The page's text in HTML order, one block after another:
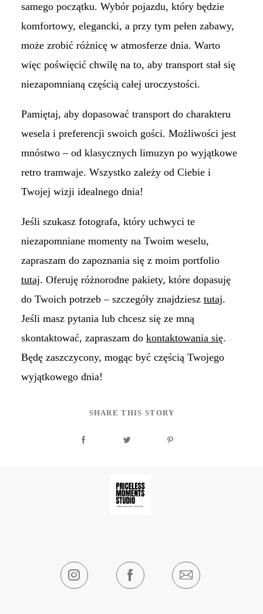
samego początku. Wybór pojazdu, który będzie
komfortowy, elegancki, a przy tym pełen zabawy,
może zrobić różnicę w atmosferze dnia. Warto
więc poświęcić chwilę na to, aby transport stał się
niezapomnianą częścią całej uroczystości.
Pamiętaj, aby dopasować transport do charakteru
wesela i preferencji swoich gości. Możliwości jest
mnóstwo – od klasycznych limuzyn po wyjątkowe
retro tramwaje. Wszystko zależy od Ciebie i
Twojej wizji idealnego dnia!
Jeśli szukasz fotografa, który uchwyci te
niezapomniane momenty na Twoim weselu,
zapraszam do zapoznania się z moim portfolio
tutaj. Oferuję różnorodne pakiety, które dopasuję
do Twoich potrzeb – szczegóły znajdziesz tutaj.
Jeśli masz pytania lub chcesz się ze mną
skontaktować, zapraszam do kontaktowania się.
Będę zaszczycony, mogąc być częścią Twojego
wyjątkowego dnia!
SHARE THIS STORY